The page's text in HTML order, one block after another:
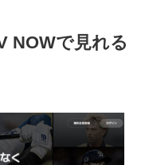
NOWで見れる